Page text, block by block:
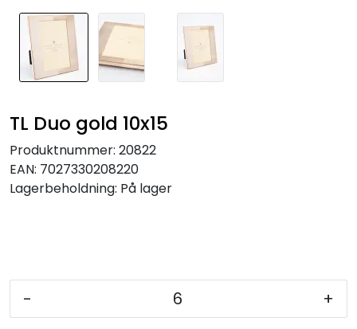
TL Duo gold 10x15
Produktnummer: 20822
EAN: 7027330208220
Lagerbeholdning: På lager
- +